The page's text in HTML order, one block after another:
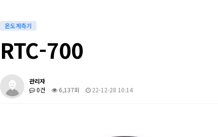
온도계측기
RTC-700
관리자
0건
6,137회 22-12-28 10:14